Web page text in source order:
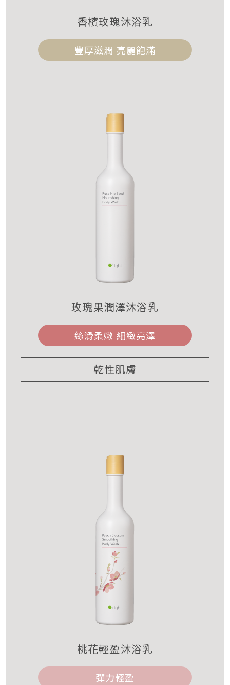
香檳玫瑰沐浴乳
豐厚滋潤 亮麗飽滿
玫瑰果潤澤沐浴乳
絲滑柔嫩 細緻亮澤
乾性肌膚
桃花輕盈沐浴乳
彈力輕盈